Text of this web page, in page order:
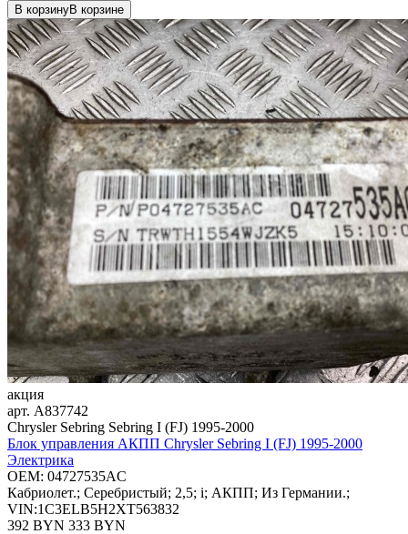
В корзинуВ корзине
акция
арт. A837742
Chrysler Sebring Sebring I (FJ) 1995-2000
Блок управления АКПП Chrysler Sebring I (FJ) 1995-2000
Электрика
OEM: 04727535AC
Кабриолет.; Серебристый; 2,5; i; АКПП; Из Германии.;
VIN:1C3ELB5H2XT563832
392 BYN 333 BYN